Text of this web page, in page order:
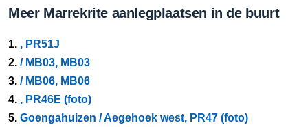
Meer Marrekrite aanlegplaatsen in de buurt
1. , PR51J
2. / MB03, MB03
3. / MB06, MB06
4. , PR46E (foto)
5. Goengahuizen / Aegehoek west, PR47 (foto)